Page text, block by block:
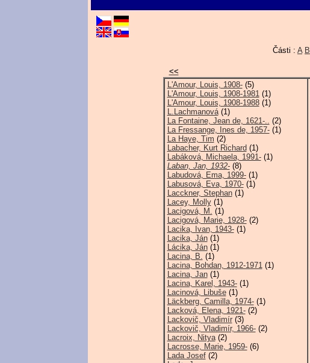
Části : A B
<<
L'Amour, Louis, 1908-(5)
L'Amour, Louis, 1908-1981(1)
L'Amour, Louis, 1908-1988(1)
L.Lachmanová(1)
La Fontaine, Jean de, 1621-.. (2)
La Fressange, Ines de, 1957-(1)
La Haye, Tim (2)
Labacher, Kurt Richard (1)
Labáková, Michaela, 1991-(1)
Laban, Jan, 1932-(8)
Labudová, Ema, 1999-(1)
Labusová, Eva, 1970-(1)
Lacckner, Stephan(1)
Lacey, Molly(1)
Lacigová, M. (1)
Lacigová, Marie, 1928-(2)
Lacika, Ivan, 1943-(1)
Lacika, Ján(1)
Lácika, Ján(1)
Lacina, B. (1)
Lacina, Bohdan, 1912-1971(1)
Lacina, Jan(1)
Lacina, Karel, 1943-(1)
Lacinová, Libuše(1)
Läckberg, Camilla, 1974-(1)
Lacková, Elena, 1921-(2)
Lackovič, Vladimír(3)
Lackovič, Vladimír, 1966-(2)
Lacroix, Nitya(2)
Lacrosse, Marie, 1959-(6)
Lada Josef(2)